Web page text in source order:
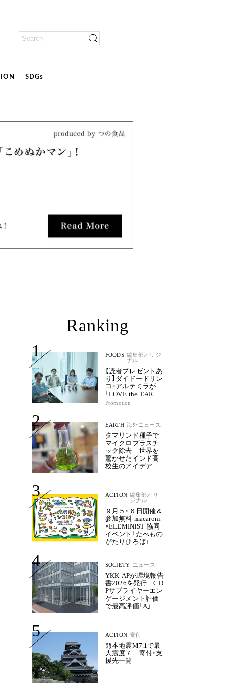
SDGs
Ranking
1
FOODS 編集部オリジ
ナル
【読者プレゼントあ
り】ダイドードリン
コ×アルテミラが
「LOVE the EARTH
シリーズ」で目指す
Promotion
2 EARTH 海外ニュース
タマリンド種子で
マイクロプラスチ
ック除去 世界を
驚かせたインド高
校生のアイデア
3 ACTION 編集部オリ
ジナル
９月５・６日開催＆
参加無料 macaroni
×ELEMINIST 協同
イベント「たべもの
がたりひろば」
4 SOCIETY ニュース
YKK APが環境報告
書2026を発行 CD
Pサプライヤーエン
ゲージメント評価
で最高評価「A」を
5 ACTION 寄付
熊本地震M7.1で最
大震度７ 寄付・支
援先一覧